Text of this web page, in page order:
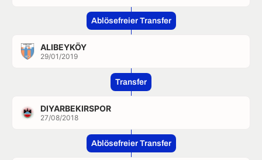
Ablösefreier Transfer
ALIBEYKÖY
29/01/2019
Transfer
DIYARBEKIRSPOR
27/08/2018
Ablösefreier Transfer